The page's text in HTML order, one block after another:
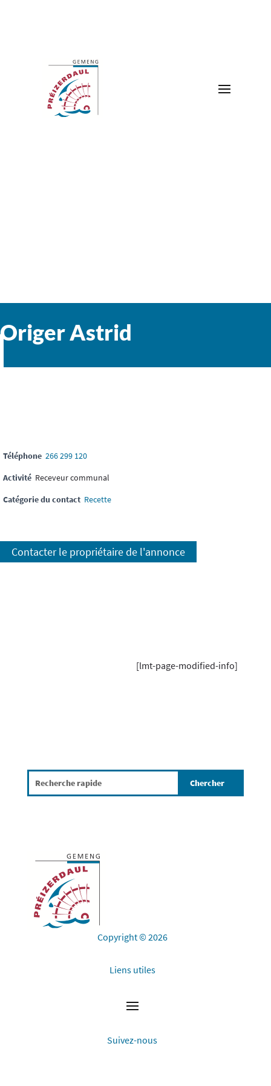
Origer Astrid
Téléphone 266 299 120
Activité Receveur communal
Catégorie du contact Recette
Contacter le propriétaire de l'annonce
[lmt-page-modified-info]
Copyright © 2026
Liens utiles
Suivez-nous